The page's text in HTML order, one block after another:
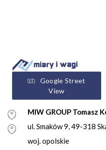
Google Street
View
MIW GROUP Tomasz
ul. Smaków 9, 49-318
woj. opolskie